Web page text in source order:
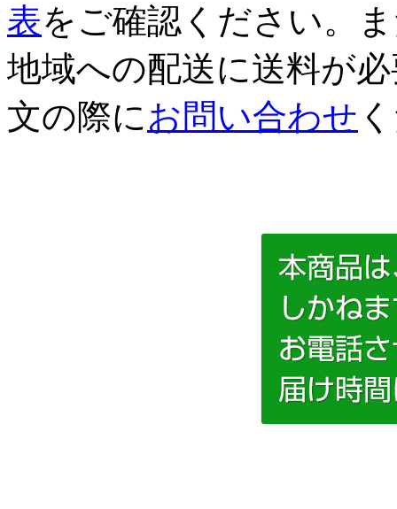
表をご確認ください。
地域への配送に送料が
文の際に お問い合わせ